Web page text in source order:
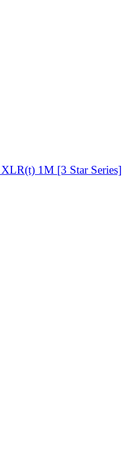
1M [3 Star Series]